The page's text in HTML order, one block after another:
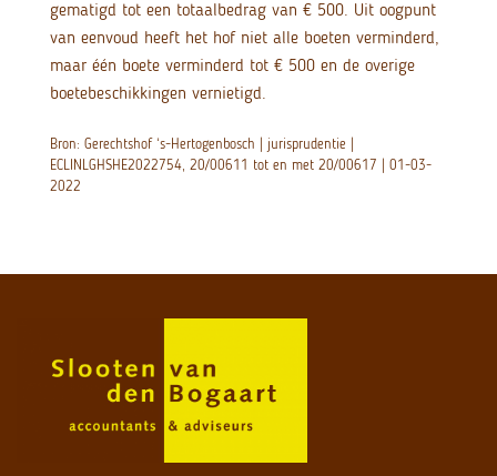
gematigd tot een totaalbedrag van € 500. Uit oogpunt
van eenvoud heeft het hof niet alle boeten verminderd,
maar één boete verminderd tot € 500 en de overige
boetebeschikkingen vernietigd.
Bron: Gerechtshof ‘s-Hertogenbosch | jurisprudentie |
ECLINLGHSHE2022754, 20/00611 tot en met 20/00617 | 01-03-
2022